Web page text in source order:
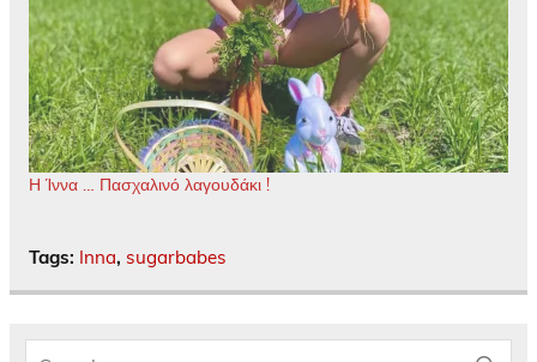
Η Ίννα … Πασχαλινό λαγουδάκι !
Tags: Inna, sugarbabes